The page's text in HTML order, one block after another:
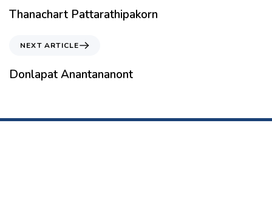
Thanachart Pattarathipakorn
NEXT ARTICLE
Donlapat Anantananont